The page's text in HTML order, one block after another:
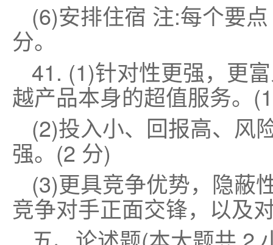
(6)安排住宿 注:每个要
分。
41. (1)针对性更强，更
越产品本身的超值服务。
(2)投入小、回报高、风
强。(2 分)
(3)更具竞争优势，隐蔽
竞争对手正面交锋，以及